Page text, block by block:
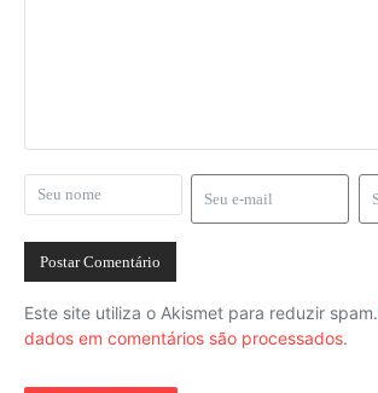
Este site utiliza o Akismet para reduzir spam.
dados em comentários são processados.